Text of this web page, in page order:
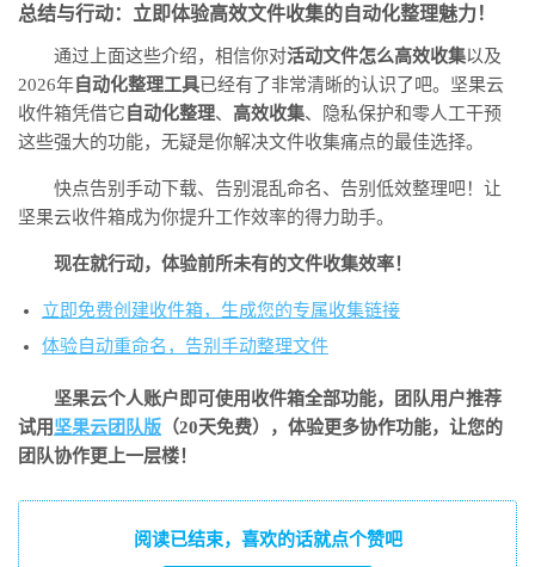
总结与行动：立即体验高效文件收集的自动化整理魅力！
通过上面这些介绍，相信你对活动文件怎么高效收集以及
2026年 自动化整理工具已经有了非常清晰的认识了吧。坚果云
收件箱凭借它 自动化整理、 高效收集、隐私保护和零人工干预
这些强大的功能，无疑是你解决文件收集痛点的最佳选择。
快点告别手动下载、告别混乱命名、告别低效整理吧！让
坚果云收件箱成为你提升工作效率的得力助手。
现在就行动，体验前所未有的文件收集效率！
立即免费创建收件箱，生成您的专属收集链接
体验自动重命名，告别手动整理文件
坚果云个人账户即可使用收件箱全部功能，团队用户推荐
试用坚果云团队版 （20天免费），体验更多协作功能，让您的
团队协作更上一层楼！
阅读已结束，喜欢的话就点个赞吧